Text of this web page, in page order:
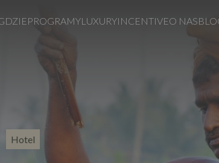
PROGRAMYLUXURYINCENTIVEO NAS
Hotel